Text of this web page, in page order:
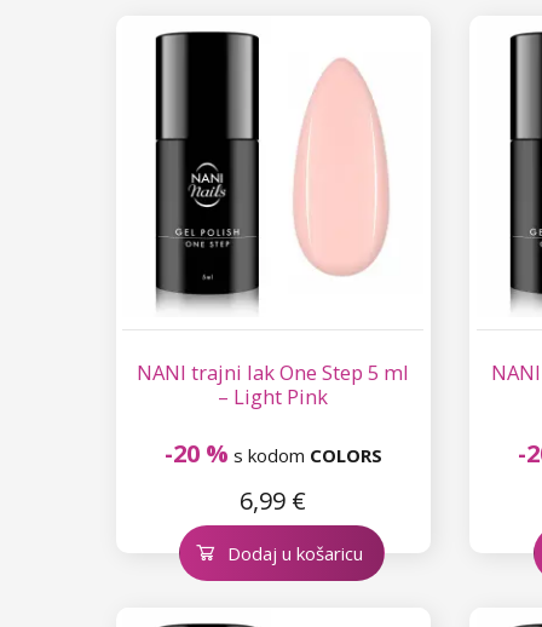
NANI trajni lak One Step 5 ml
– Light Pink
-20 % s kodom COLORS
6,99 €
Dodaj u košaricu
-